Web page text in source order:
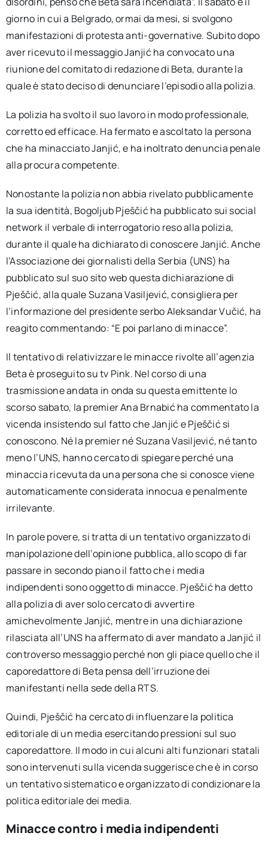
giorno in cui a Belgrado, ormai da mesi, si svolgono
manifestazioni di protesta anti-governative. Subito dopo
aver ricevuto il messaggio Janjić ha convocato una
riunione del comitato di redazione di Beta, durante la
quale è stato deciso di denunciare l’episodio alla polizia.
La polizia ha svolto il suo lavoro in modo professionale,
corretto ed efficace. Ha fermato e ascoltato la persona
che ha minacciato Janjić, e ha inoltrato denuncia penale
alla procura competente.
Nonostante la polizia non abbia rivelato pubblicamente
la sua identità, Bogoljub Pješčić ha pubblicato sui social
network il verbale di interrogatorio reso alla polizia,
durante il quale ha dichiarato di conoscere Janjić. Anche
l’Associazione dei giornalisti della Serbia (UNS) ha
pubblicato sul suo sito web questa dichiarazione di
Pješčić, alla quale Suzana Vasiljević, consigliera per
l’informazione del presidente serbo Aleksandar Vučić, ha
reagito commentando: “E poi parlano di minacce”.
Il tentativo di relativizzare le minacce rivolte all’agenzia
Beta è proseguito su tv Pink. Nel corso di una
trasmissione andata in onda su questa emittente lo
scorso sabato, la premier Ana Brnabić ha commentato la
vicenda insistendo sul fatto che Janjić e Pješčić si
conoscono. Né la premier né Suzana Vasiljević, né tanto
meno l’UNS, hanno cercato di spiegare perché una
minaccia ricevuta da una persona che si conosce viene
automaticamente considerata innocua e penalmente
irrilevante.
In parole povere, si tratta di un tentativo organizzato di
manipolazione dell’opinione pubblica, allo scopo di far
passare in secondo piano il fatto che i media
indipendenti sono oggetto di minacce. Pješčić ha detto
alla polizia di aver solo cercato di avvertire
amichevolmente Janjić, mentre in una dichiarazione
rilasciata all’UNS ha affermato di aver mandato a Janjić il
controverso messaggio perché non gli piace quello che il
caporedattore di Beta pensa dell’irruzione dei
manifestanti nella sede della RTS.
Quindi, Pješčić ha cercato di influenzare la politica
editoriale di un media esercitando pressioni sul suo
caporedattore. Il modo in cui alcuni alti funzionari statali
sono intervenuti sulla vicenda suggerisce che è in corso
un tentativo sistematico e organizzato di condizionare la
politica editoriale dei media.
Minacce contro i media indipendenti